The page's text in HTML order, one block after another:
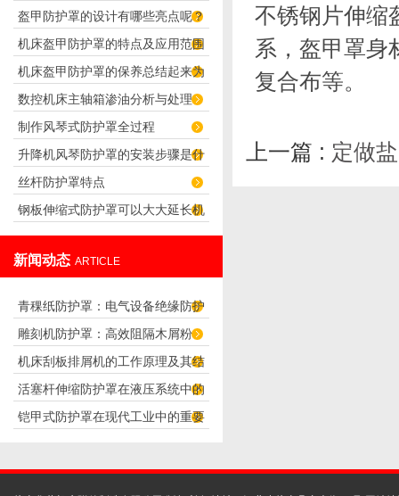
些？
盔甲防护罩的设计有哪些亮点呢？
机床盔甲防护罩的特点及应用范围
机床盔甲防护罩的保养总结起来为
10个字，到底是什么呢？
数控机床主轴箱渗油分析与处理
制作风琴式防护罩全过程
升降机风琴防护罩的安装步骤是什
么？
丝杆防护罩特点
钢板伸缩式防护罩可以大大延长机
新闻动态 ARTICLE
青稞纸防护罩：电气设备绝缘防护
专用方案
雕刻机防护罩：高效阻隔木屑粉
尘，守护设备精度与安全
机床刮板排屑机的工作原理及其结
构分析
活塞杆伸缩防护罩在液压系统中的
应用
铠甲式防护罩在现代工业中的重要
不锈钢片伸缩
系，盔甲罩身
复合布等。
上一篇 : 定做